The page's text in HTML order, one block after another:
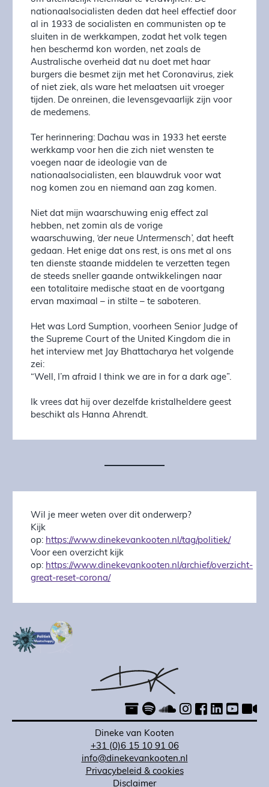
nationaalsocialisten deden dat heel effectief door
al in 1933 de socialisten en communisten op te
sluiten in de werkkampen, zodat het volk tegen
hen beschermd kon worden, net zoals de
Australische overheid dat nu doet met haar
burgers die besmet zijn met het Coronavirus, ziek
of niet ziek, als ware het melaatsen uit vroeger
tijden. De onreinen, die levensgevaarlijk zijn voor
de medemens.
Ter herinnering: Dachau was in 1933 het eerste
werkkamp voor hen die zich niet wensten te
voegen naar de ideologie van de
nationaalsocialisten, een blauwdruk voor wat
nog komen zou en niemand aan zag komen.
Niet dat mijn waarschuwing enig effect zal
hebben, net zomin als de vorige
waarschuwing, ‘der neue Untermensch’, dat heeft
gedaan. Het enige dat ons rest, is ons met al ons
ten dienste staande middelen te verzetten tegen
de steeds sneller gaande ontwikkelingen naar
een totalitaire medische staat en de voortgang
ervan maximaal – in stilte – te saboteren.
Het was Lord Sumption, voorheen Senior Judge of
the Supreme Court of the United Kingdom die in
het interview met Jay Bhattacharya het volgende
zei:
“Well, I’m afraid I think we are in for a dark age”.
Ik vrees dat hij over dezelfde kristalheldere geest
beschikt als Hanna Ahrendt.
Wil je meer weten over dit onderwerp?
Kijk
op: https://www.dinekevankooten.nl/tag/politiek/
Voor een overzicht kijk
op: https://www.dinekevankooten.nl/archief/overzicht-
great-reset-corona/
Dineke van Kooten
+31 (0)6 15 10 91 06
info@dinekevankooten.nl
Privacybeleid & cookies
Disclaimer